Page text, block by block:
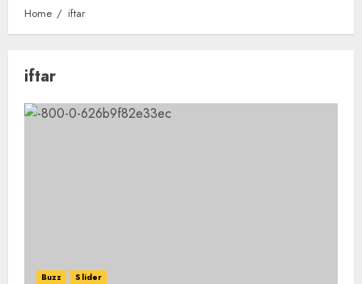
Home iftar
iftar
Buzz Slider